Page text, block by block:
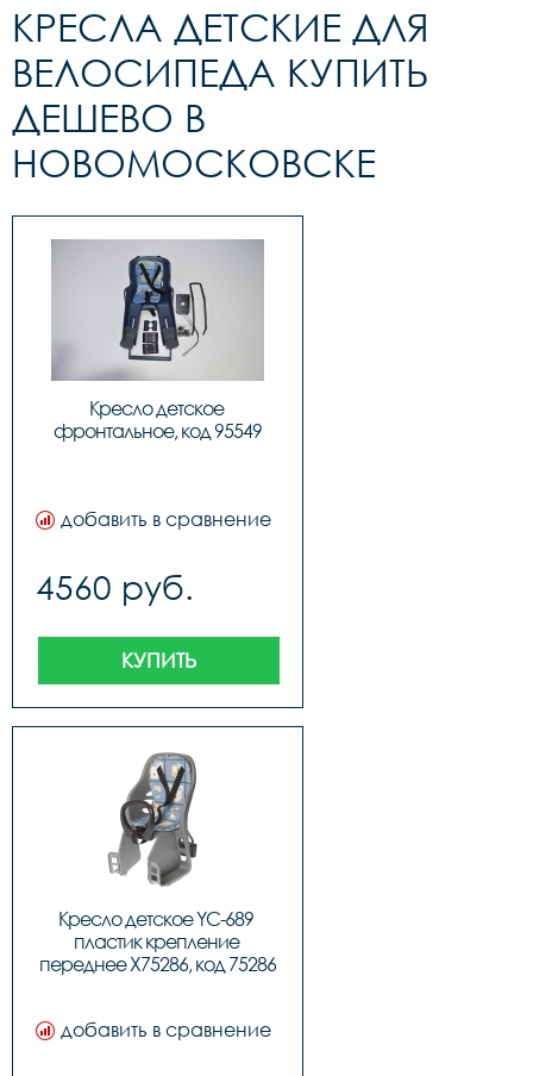
КРЕСЛА ДЕТСКИЕ ДЛЯ
ВЕЛОСИПЕДА КУПИТЬ
ДЕШЕВО В
НОВОМОСКОВСКЕ
Кресло детское
фронтальное, код 95549
добавить в сравнение
4560 руб.
КУПИТЬ
Кресло детское YC-689
пластик крепление
переднее X75286, код 75286
добавить в сравнение